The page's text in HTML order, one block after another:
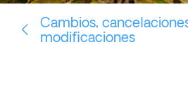
Cambios,
modificaciones